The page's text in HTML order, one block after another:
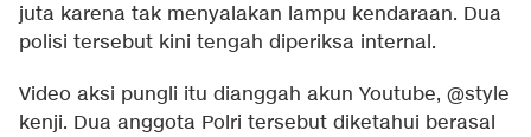
juta karena tak menyalakan lampu kendaraan. Dua
polisi tersebut kini tengah diperiksa internal.
Video aksi pungli itu dianggah akun Youtube, @style
kenji. Dua anggota Polri tersebut diketahui berasal